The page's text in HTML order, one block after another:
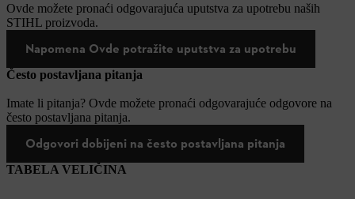
Ovde možete pronaći odgovarajuća uputstva za upotrebu naših
STIHL proizvoda.
Napomena Ovde potražite uputstva za upotrebu
Često postavljana pitanja
Imate li pitanja? Ovde možete pronaći odgovarajuće odgovore na
često postavljana pitanja.
Odgovori dobijeni na često postavljana pitanja
TABELA VELIČINA